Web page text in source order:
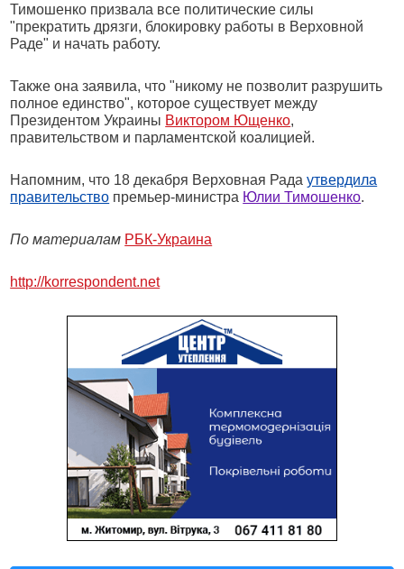
Тимошенко призвала все политические силы
"прекратить дрязги, блокировку работы в Верховной
Раде" и начать работу.
Также она заявила, что "никому не позволит разрушить
полное единство", которое существует между
Президентом Украины Виктором Ющенко,
правительством и парламентской коалицией.
Напомним, что 18 декабря Верховная Радаутвердила
правительство премьер-министра Юлии Тимошенко.
По материалам РБК-Украина
http://korrespondent.net